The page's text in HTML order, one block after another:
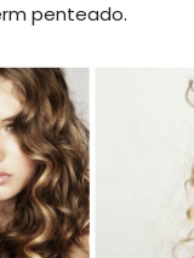
penteado.